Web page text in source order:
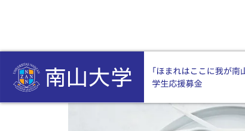
HOME 返礼品付き 長野県産フルーツジャム詰合せ